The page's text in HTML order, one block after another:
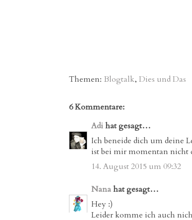
Themen: Blogtalk, Dies und Das
6 Kommentare:
Adihat gesagt…
Ich beneide dich um deine
ist bei mir momentan nicht
14. August 2015 um 09:32
Nanahat gesagt…
Hey :)
Leider komme ich auch